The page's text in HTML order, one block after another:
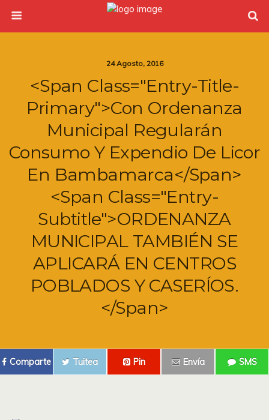
24 Agosto, 2016
<span Class="entry-Title-
Primary">Con Ordenanza
Municipal Regularán
Consumo Y Expendio De Licor
En Bambamarca</span>
<span Class="entry-
Subtitle">ORDENANZA
MUNICIPAL TAMBIÉN SE
APLICARÁ EN CENTROS
POBLADOS Y CASERÍOS.
</span>
Comparte Tuitea Pin Envía SMS